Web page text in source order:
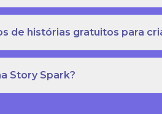
de histórias gratuitos para
Story Spark?